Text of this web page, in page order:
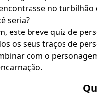
no turbilhão
seria?
este breve quiz de
os seus traços de
com o